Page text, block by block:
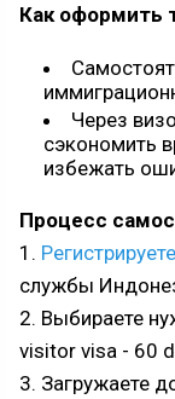
Как оформить
Через
сэкономить
избежать
Процесс
1.
службы
2. Выбираете
visitor visa - 60
3. Загружаете